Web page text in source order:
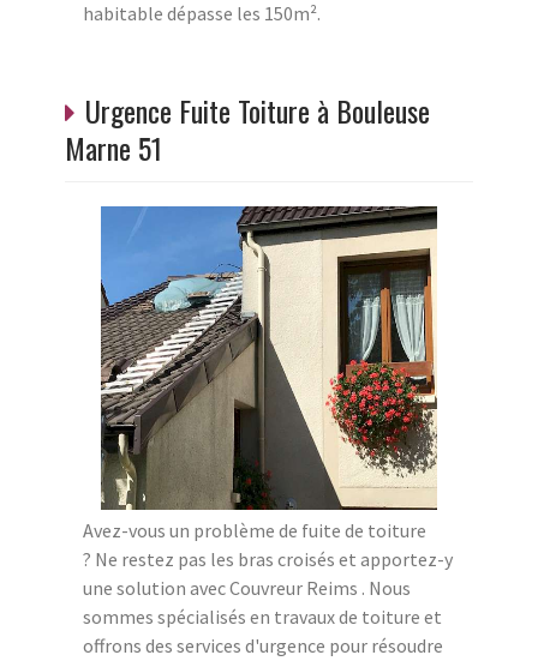
habitable dépasse les 150m².
Urgence Fuite Toiture à Bouleuse
Marne 51
Avez-vous un problème de fuite de toiture
? Ne restez pas les bras croisés et apportez-y
une solution avec Couvreur Reims . Nous
sommes spécialisés en travaux de toiture et
offrons des services d'urgence pour résoudre